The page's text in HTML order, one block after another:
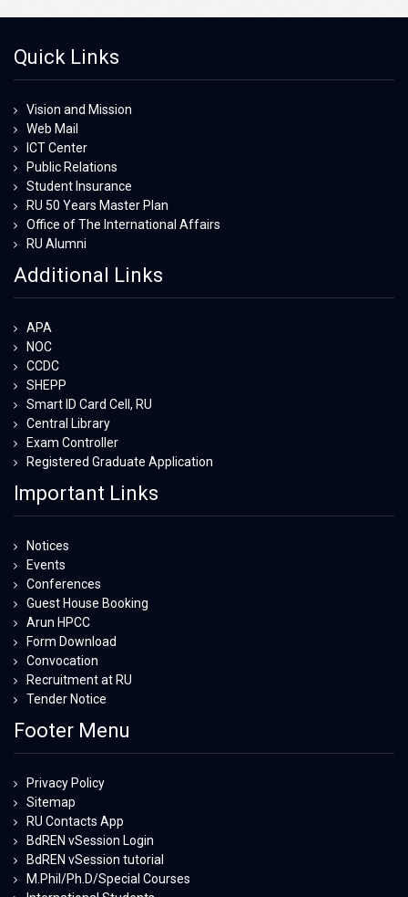
Quick Links
Vision and Mission
Web Mail
ICT Center
Public Relations
Student Insurance
RU 50 Years Master Plan
Office of The International Affairs
RU Alumni
Additional Links
APA
NOC
CCDC
SHEPP
Smart ID Card Cell, RU
Central Library
Exam Controller
Registered Graduate Application
Important Links
Notices
Events
Conferences
Guest House Booking
Arun HPCC
Form Download
Convocation
Recruitment at RU
Tender Notice
Footer Menu
Privacy Policy
Sitemap
RU Contacts App
BdREN vSession Login
BdREN vSession tutorial
M.Phil/Ph.D/Special Courses